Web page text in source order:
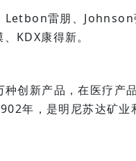
雷朋、Johnson
KDX康得新。
创新产品，在医疗产
年，是明尼苏达矿业